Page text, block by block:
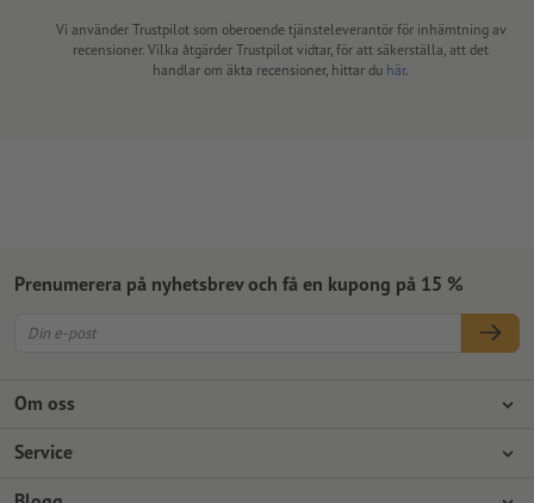
Vi använder Trustpilot som oberoende tjänsteleverantör för inhämtning av
recensioner. Vilka åtgärder Trustpilot vidtar, för att säkerställa, att det
handlar om äkta recensioner, hittar du här.
Om oss
Företag
Service
Betalningsalternativ
Prenumerera på nyhetsbrev och få en kupong på 15 %